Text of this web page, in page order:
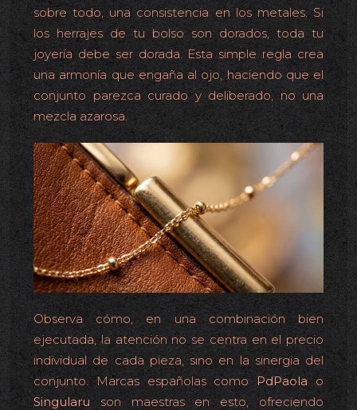
sobre todo, una consistencia en los metales. Si
los herrajes de tu bolso son dorados, toda tu
joyería debe ser dorada. Esta simple regla crea
una armonía que engaña al ojo, haciendo que el
conjunto parezca curado y deliberado, no una
mezcla azarosa.
Observa cómo, en una combinación bien
ejecutada, la atención no se centra en el precio
individual de cada pieza, sino en la sinergia del
conjunto. Marcas españolas comoPdPaola o
Singularuson maestras en esto, ofreciendo